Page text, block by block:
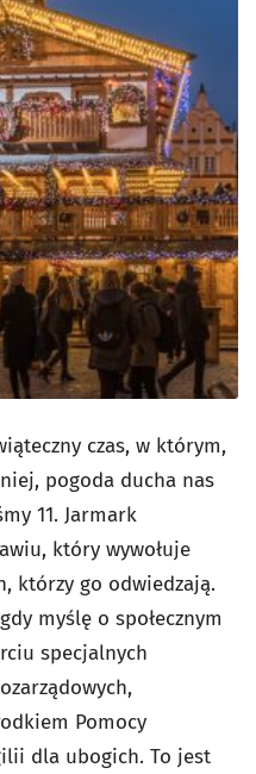
czas, w którym,
pogoda ducha nas
11. Jarmark
który wywołuje
którzy go odwiedzają.
myślę o społecznym
specjalnych
Pomocy
dla ubogich. To jest